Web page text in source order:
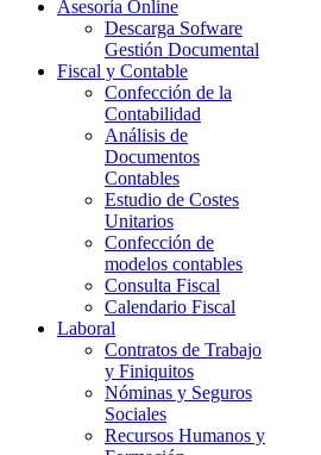
Asesoría Online
Descarga Sofware
Gestión Documental
Fiscal y Contable
Confección de la
Contabilidad
Análisis de
Documentos
Contables
Estudio de Costes
Unitarios
Confección de
modelos contables
Consulta Fiscal
Calendario Fiscal
Laboral
Contratos de Trabajo
y Finiquitos
Nóminas y Seguros
Sociales
Recursos Humanos y